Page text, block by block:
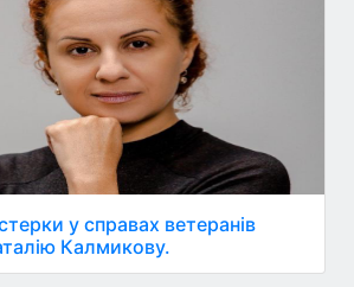
у справах ветеранів
Калмикову.